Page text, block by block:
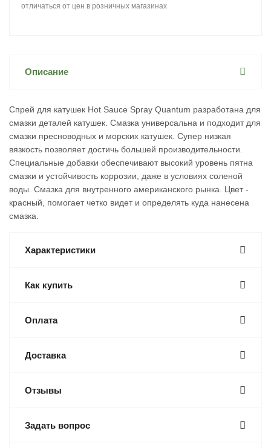
отличаться от цен в розничных магазинах
Описание
Спрей для катушек Hot Sauce Spray Quantum разработана для
смазки деталей катушек. Смазка универсальна и подходит для
смазки пресноводных и морских катушек. Супер низкая
вязкость позволяет достичь большей производительности.
Специальные добавки обеспечивают высокий уровень пятна
смазки и устойчивость коррозии, даже в условиях соленой
воды. Смазка для внутренного американского рынка. Цвет -
красный, помогает четко видет и определять куда нанесена
смазка.
Характеристики
Как купить
Оплата
Доставка
Отзывы
Задать вопрос